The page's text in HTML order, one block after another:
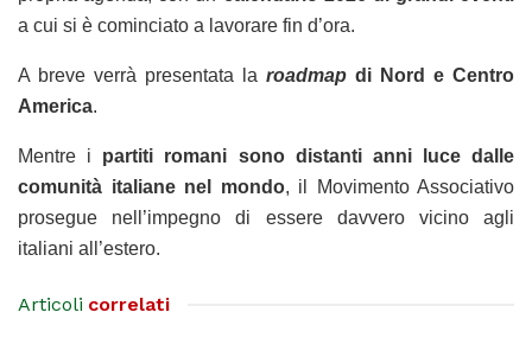
a cui si è cominciato a lavorare fin d’ora.
A breve verrà presentata la roadmap di Nord e Centro
America.
Mentre i partiti romani sono distanti anni luce dalle
comunità italiane nel mondo, il Movimento Associativo
prosegue nell’impegno di essere davvero vicino agli
italiani all’estero.
Articoli correlati